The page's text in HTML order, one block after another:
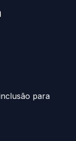
para